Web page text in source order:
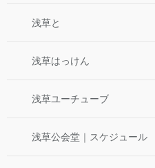
浅草と
浅草はっけん
浅草ユーチューブ
浅草公会堂｜スケジュール